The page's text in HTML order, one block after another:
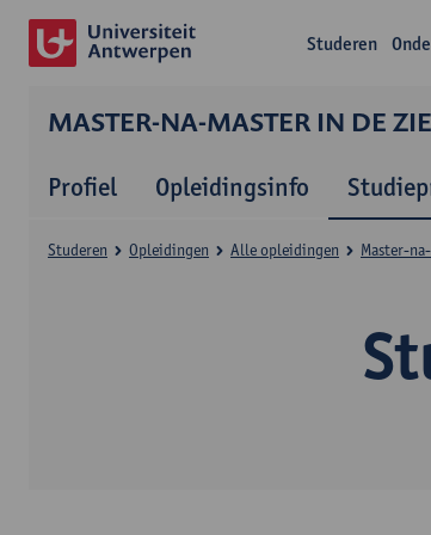
Studeren
MASTER-NA-MASTER IN DE
Profiel Opleidingsinfo
Studeren Opleidingen Alle opleidingen Master-